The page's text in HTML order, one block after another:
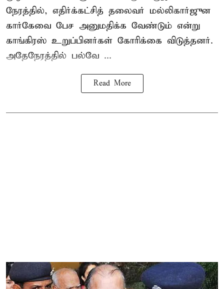
நேரத்தில், எதிர்க்கட்சித் தலைவர் மல்லிகார்ஜுன
கார்கேவை பேச அனுமதிக்க வேண்டும் என்று
காங்கிரஸ் உறுப்பினர்கள் கோரிக்கை விடுத்தனர்.
அதேநேரத்தில் பல்வே ...
Read More